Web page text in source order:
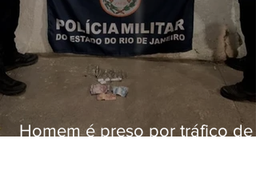
Homem é preso por tráfico de